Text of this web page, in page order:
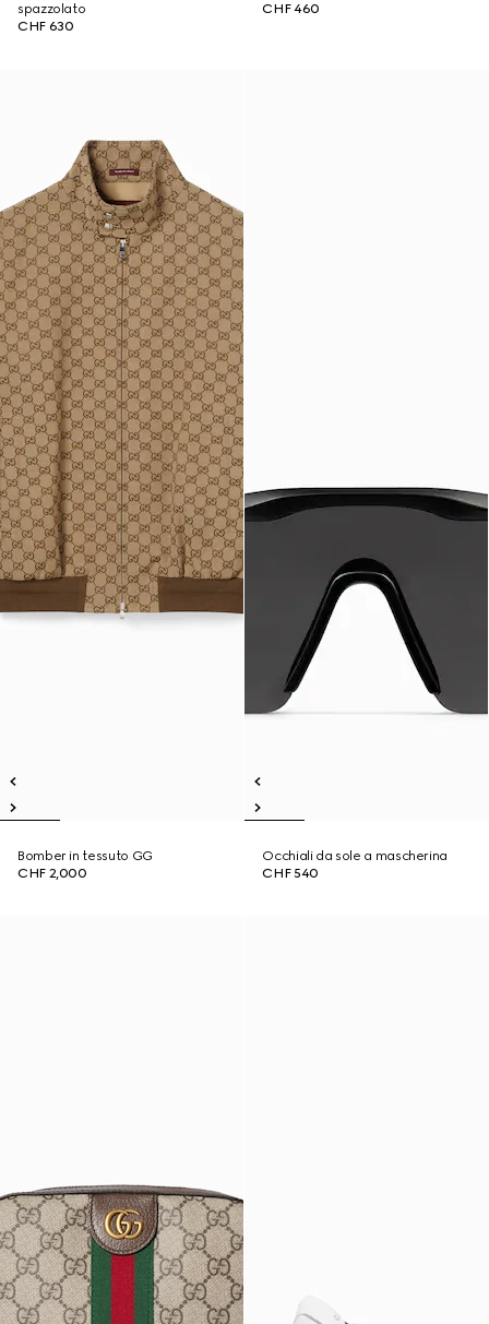
spazzolato
CHF 630
CHF 460
Bomber in tessuto GG
CHF 2,000
Occhiali da sole a mascherina
CHF 540